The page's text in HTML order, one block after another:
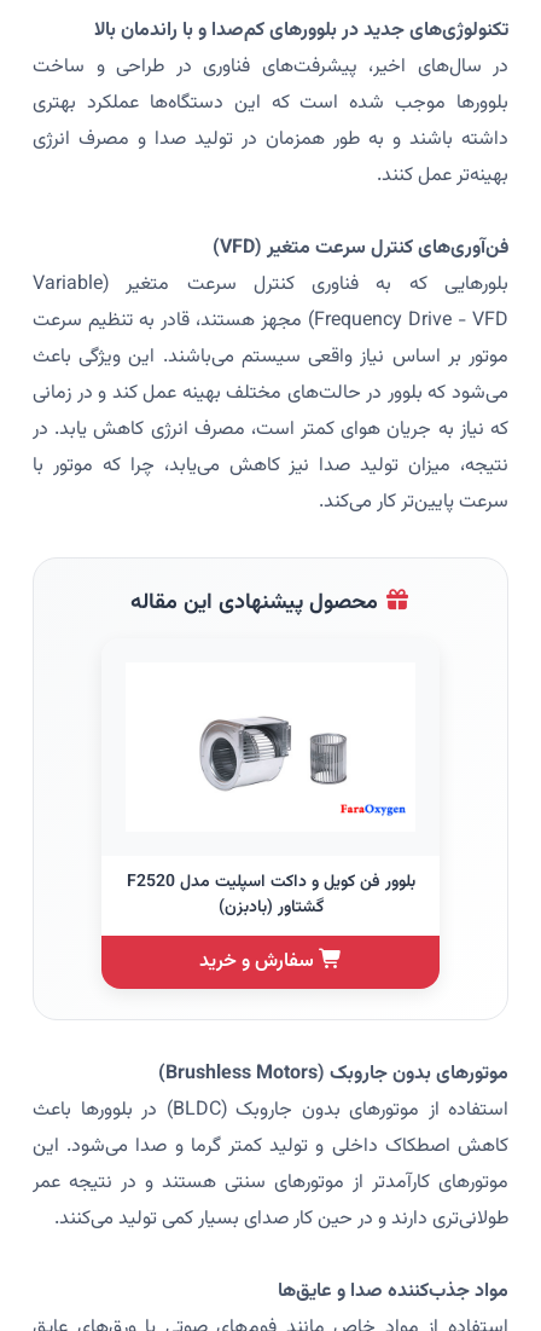
تکنولوژی‌های جدید در بلوورهای کم‌صدا و با راندمان بالا
در سال‌های اخیر، پیشرفت‌های فناوری در طراحی و ساخت
بلوورها موجب شده است که این دستگاه‌ها عملکرد بهتری
داشته باشند و به طور همزمان در تولید صدا و مصرف انرژی
بهینه‌تر عمل کنند.
فن‌آوری‌های کنترل سرعت متغیر (VFD)
بلورهایی که به فناوری کنترل سرعت متغیر (Variable
Frequency Drive - VFD) مجهز هستند، قادر به تنظیم سرعت
موتور بر اساس نیاز واقعی سیستم می‌باشند. این ویژگی باعث
می‌شود که بلوور در حالت‌های مختلف بهینه عمل کند و در زمانی
که نیاز به جریان هوای کمتر است، مصرف انرژی کاهش یابد. در
نتیجه، میزان تولید صدا نیز کاهش می‌یابد، چرا که موتور با
سرعت پایین‌تر کار می‌کند.
محصول پیشنهادی این مقاله
بلوور فن کویل و داکت اسپلیت مدل F2520
گشتاور (بادبزن)
سفارش و خرید
موتورهای بدون جاروبک (Brushless Motors)
استفاده از موتورهای بدون جاروبک (BLDC) در بلوورها باعث
کاهش اصطکاک داخلی و تولید کمتر گرما و صدا می‌شود. این
موتورهای کارآمدتر از موتورهای سنتی هستند و در نتیجه عمر
طولانی‌تری دارند و در حین کار صدای بسیار کمی تولید می‌کنند.
مواد جذب‌کننده صدا و عایق‌ها